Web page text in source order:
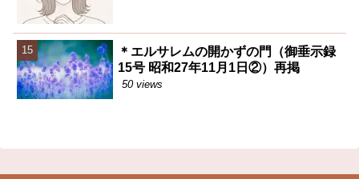
＊エルサレムの開かずの門（御垂示録
15号 昭和27年11月1日②）再掲
50 views